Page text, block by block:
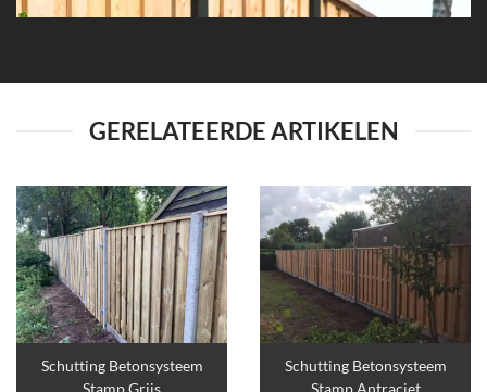
GERELATEERDE ARTIKELEN
Schutting Betonsysteem
Schutting Betonsysteem